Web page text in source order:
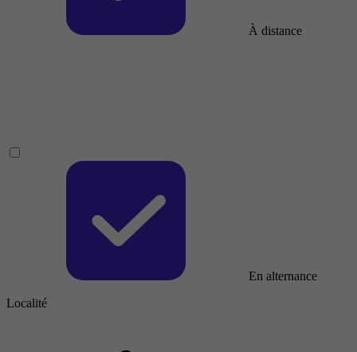
À distance
En alternance
Localité